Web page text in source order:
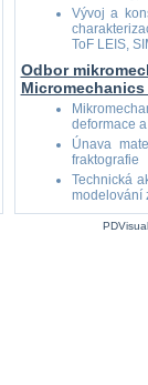
Vývoj a
ToF LEIS,
Odbor
deformace
Únava
fraktografie
Technická
modelování
PDVisual